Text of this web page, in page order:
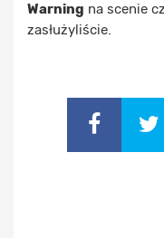
Warning na scenie
zasłużyliście.